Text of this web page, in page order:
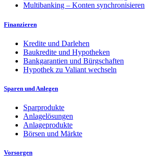
Multibanking – Konten synchronisieren
Finanzieren
Kredite und Darlehen
Baukredite und Hypotheken
Bankgarantien und Bürgschaften
Hypothek zu Valiant wechseln
Sparen und Anlegen
Sparprodukte
Anlagelösungen
Anlageprodukte
Börsen und Märkte
Vorsorgen